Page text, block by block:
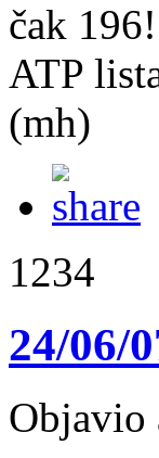
čak
ATP
(mh)
1234
24/06/
Objavio